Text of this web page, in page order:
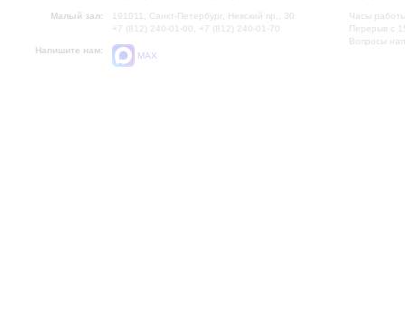
Малый зал:
191011, Санкт-Петербург, Невский пр., 30
+7 (812) 240-01-00, +7 (812) 240-01-70
Напишите нам:
MAX
Часы
Перерыв с
Вопросы